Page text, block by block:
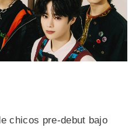
chicos pre-debut bajo